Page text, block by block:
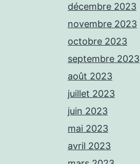
décembre 2023
novembre 2023
octobre 2023
septembre 2023
août 2023
juillet 2023
juin 2023
mai 2023
avril 2023